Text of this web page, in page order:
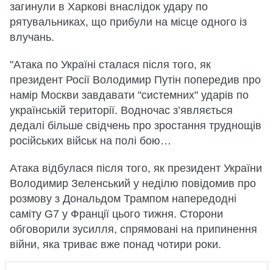
загинули в Харкові внаслідок удару по
рятувальниках, що прибули на місце одного із
влучань.
"Атака по Україні сталася після того, як
президент Росії Володимир Путін попередив про
намір Москви завдавати "системних" ударів по
українській території. Водночас з’являється
дедалі більше свідчень про зростання труднощів
російських військ на полі бою…
Атака відбулася після того, як президент України
Володимир Зеленський у неділю повідомив про
розмову з Дональдом Трампом напередодні
саміту G7 у Франції цього тижня. Сторони
обговорили зусилля, спрямовані на припинення
війни, яка триває вже понад чотири роки.